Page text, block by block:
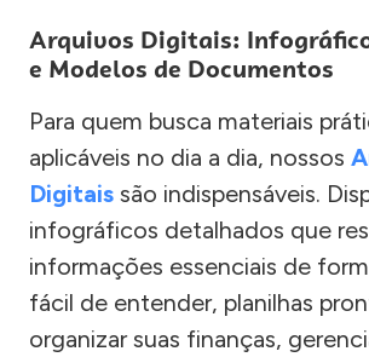
Arquivos Digitais:
e Modelos de Documentos
Para quem busca materiais
aplicáveis no dia a dia, nossos
Digitais são indispensáveis.
infográficos detalhados que
informações essenciais de
fácil de entender, planilhas
organizar suas finanças,